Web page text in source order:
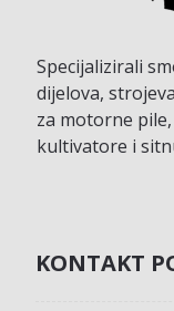
Specijalizirali
dijelova,
za motorne
kultivatore i
KONTAKT